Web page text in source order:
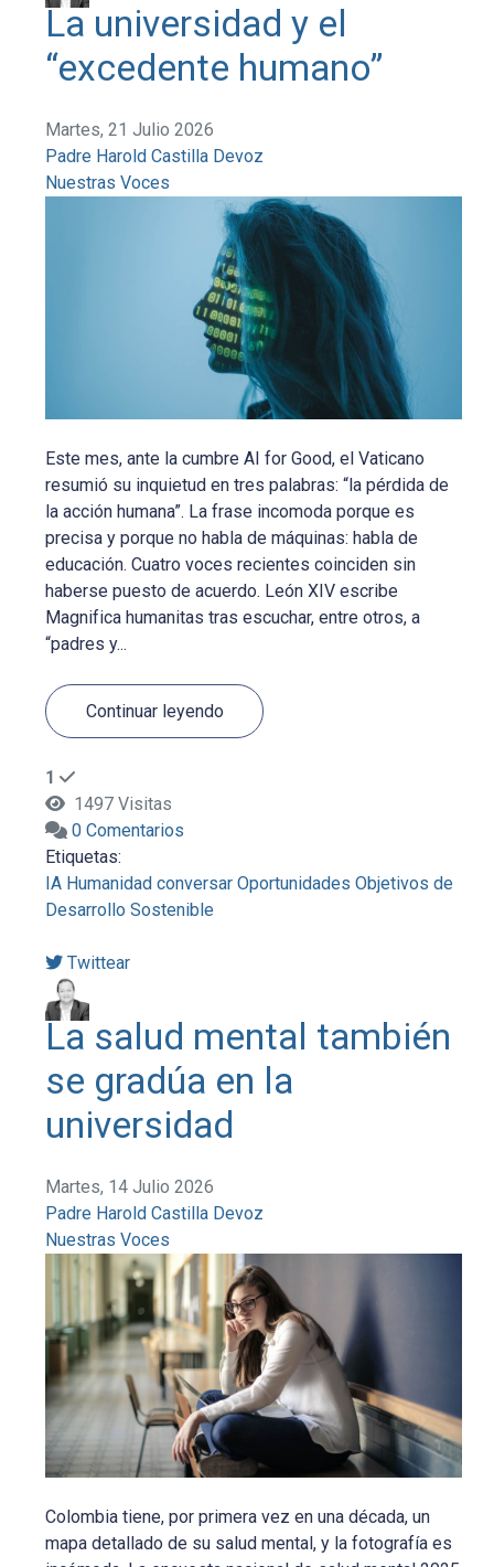
La universidad y el
“excedente humano”
Martes, 21 Julio 2026
Padre Harold Castilla Devoz
Nuestras Voces
Este mes, ante la cumbre AI for Good, el Vaticano
resumió su inquietud en tres palabras: “la pérdida de
la acción humana”. La frase incomoda porque es
precisa y porque no habla de máquinas: habla de
educación. Cuatro voces recientes coinciden sin
haberse puesto de acuerdo. León XIV escribe
Magnifica humanitas tras escuchar, entre otros, a
“padres y...
Continuar leyendo
1
1497 Visitas
0 Comentarios
Etiquetas:
IA Humanidad conversar Oportunidades Objetivos de
Desarrollo Sostenible
Twittear
La salud mental también
se gradúa en la
universidad
Martes, 14 Julio 2026
Padre Harold Castilla Devoz
Nuestras Voces
Colombia tiene, por primera vez en una década, un
mapa detallado de su salud mental, y la fotografía es